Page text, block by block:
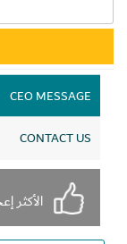
CEO MESSAGE
CONTACT US
الأكثر